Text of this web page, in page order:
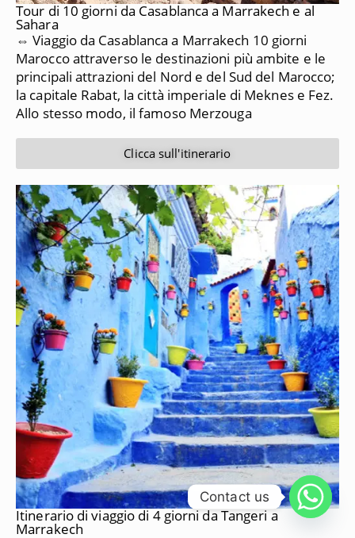
Tour di 10 giorni da Casablanca a Marrakech e al
Sahara
⇔ Viaggio da Casablanca a Marrakech 10 giorni
Marocco attraverso le destinazioni più ambite e le
principali attrazioni del Nord e del Sud del Marocco;
la capitale Rabat, la città imperiale di Meknes e Fez.
Allo stesso modo, il famoso Merzouga
Clicca sull'itinerario
Itinerario di viaggio di 4 giorni da Tangeri a
Marrakech
Contact us